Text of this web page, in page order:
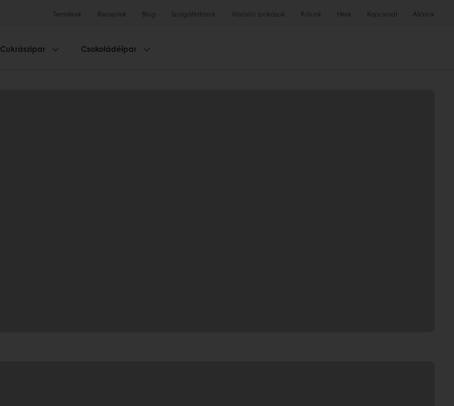
Termékek Receptek Blog Szolgáltatások Vásárlói szokások Rólunk Hírek Kapcsolat Állások
Cukrászipar Csokoládéipar